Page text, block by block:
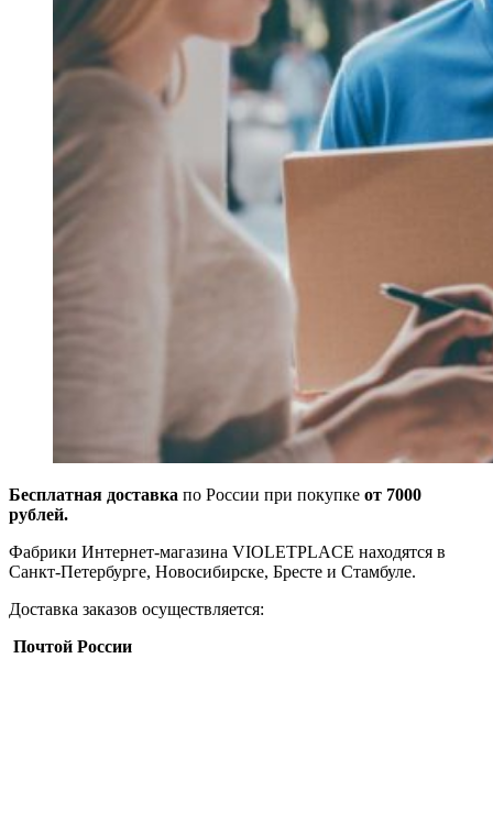
Бесплатная доставка по России при покупке от 7000
рублей.
Фабрики Интернет-магазина VIOLETPLACE находятся в
Санкт-Петербурге, Новосибирске, Бресте и Стамбуле.
Доставка заказов осуществляется:
Почтой России